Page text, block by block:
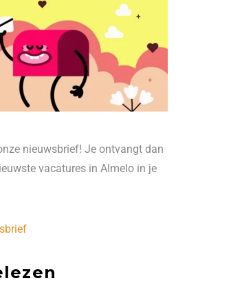
nieuwsbrief! Je ontvangt dan
vacatures in Almelo in je